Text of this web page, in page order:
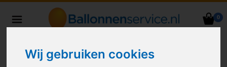
Wij gebruiken cookies
0
Nederland